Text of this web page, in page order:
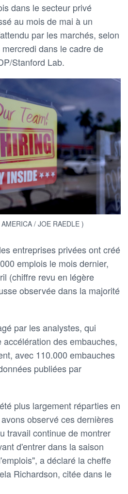
dans le secteur privé
au mois de mai à un
par les marchés, selon
dans le cadre de
Stanford Lab.
/ JOE RAEDLE )
entreprises privées ont créé
emplois le mois dernier,
(chiffre revu en légère
observée dans la majorité
par les analystes, qui
des embauches,
avec 110.000 embauches
publiées par
plus largement réparties en
observé ces dernières
travail continue de montrer
d'entrer dans la saison
a déclaré la cheffe
Richardson, citée dans le